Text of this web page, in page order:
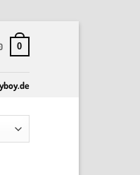
0